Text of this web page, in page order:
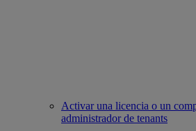
Activar una licencia o un
administrador de tenants